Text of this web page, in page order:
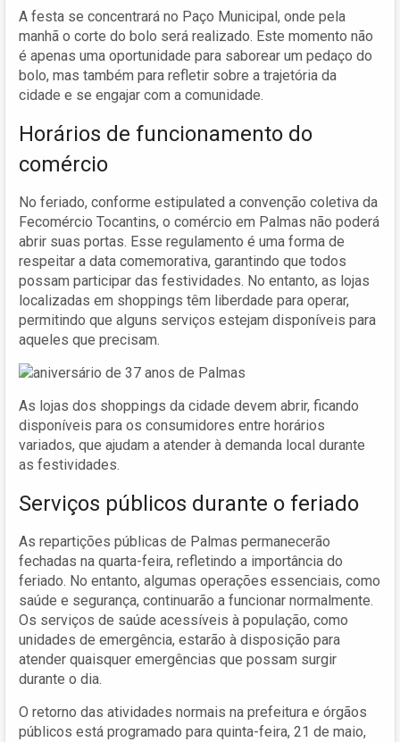
A festa se concentrará no Paço Municipal, onde pela
manhã o corte do bolo será realizado. Este momento não
é apenas uma oportunidade para saborear um pedaço do
bolo, mas também para refletir sobre a trajetória da
cidade e se engajar com a comunidade.
Horários de funcionamento do
comércio
No feriado, conforme estipulated a convenção coletiva da
Fecomércio Tocantins, o comércio em Palmas não poderá
abrir suas portas. Esse regulamento é uma forma de
respeitar a data comemorativa, garantindo que todos
possam participar das festividades. No entanto, as lojas
localizadas em shoppings têm liberdade para operar,
permitindo que alguns serviços estejam disponíveis para
aqueles que precisam.
As lojas dos shoppings da cidade devem abrir, ficando
disponíveis para os consumidores entre horários
variados, que ajudam a atender à demanda local durante
as festividades.
Serviços públicos durante o feriado
As repartições públicas de Palmas permanecerão
fechadas na quarta-feira, refletindo a importância do
feriado. No entanto, algumas operações essenciais, como
saúde e segurança, continuarão a funcionar normalmente.
Os serviços de saúde acessíveis à população, como
unidades de emergência, estarão à disposição para
atender quaisquer emergências que possam surgir
durante o dia.
O retorno das atividades normais na prefeitura e órgãos
públicos está programado para quinta-feira, 21 de maio,